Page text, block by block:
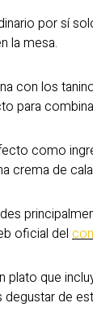
por sí
la mesa.
con los
para
como
crema de
oficial del
plato que
de